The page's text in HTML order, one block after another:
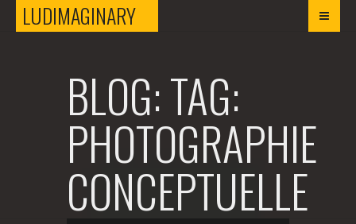
LUDIMAGINARYLUDIMAGINARY
BLOG: TAG:
PHOTOGRAPHIE
CONCEPTUELLE